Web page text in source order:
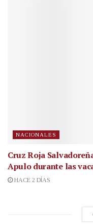
NACIONALES
Cruz Roja
Apulo durante las
HACE 2 DÍAS